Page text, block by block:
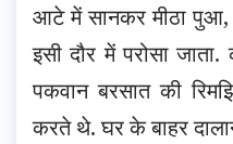
आटे में सानकर मीठा पुआ,
इसी दौर में परोसा
पकवान बरसात की
करते थे. घर के बाहर